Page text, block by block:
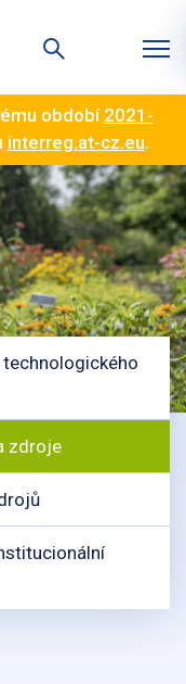
období2021-
interreg.at-cz.eu.
technologického
zdroje